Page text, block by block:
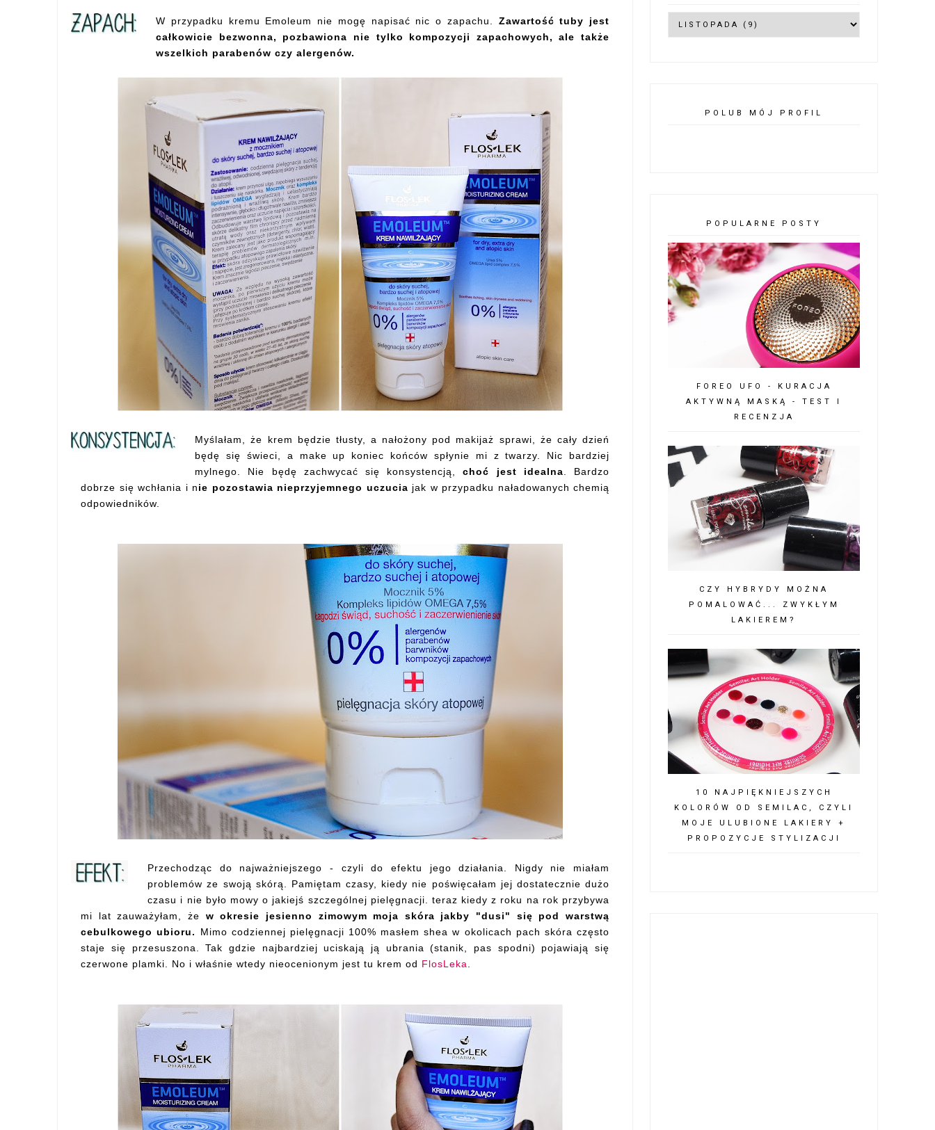
W przypadku kremu Emoleum nie mogę napisać nic o zapachu. Zawartość tuby jest
całkowicie bezwonna, pozbawiona nie tylko kompozycji zapachowych, ale także
wszelkich parabenów czy alergenów.
Myślałam, że krem będzie tłusty, a nałożony pod makijaż sprawi, że cały dzień
będę się świeci, a make up koniec końców spłynie mi z twarzy. Nic bardziej
mylnego. Nie będę zachwycać się konsystencją,choć jest idealna. Bardzo
dobrze się wchłania i nie pozostawia nieprzyjemnego uczucia jak w przypadku naładowanych chemią
odpowiedników.
Przechodząc do najważniejszego - czyli do efektu jego działania. Nigdy nie miałam
problemów ze swoją skórą. Pamiętam czasy, kiedy nie poświęcałam jej dostatecznie dużo
czasu i nie było mowy o jakiejś szczególnej pielęgnacji. teraz kiedy z roku na rok przybywa
mi lat zauważyłam, że w okresie jesienno zimowym moja skóra jakby "dusi" się pod warstwą
cebulkowego ubioru.
Mimo codziennej pielęgnacji 100% masłem shea w okolicach pach skóra często
staje się przesuszona. Tak gdzie najbardziej uciskają ją ubrania (stanik, pas spodni) pojawiają się
czerwone plamki. No i właśnie wtedy nieocenionym jest tu krem od FlosLeka.
POLUB MÓJ PROFIL
POPULARNE POSTY
FOREO UFO - KURACJA
AKTYWNĄ MASKĄ - TEST I
RECENZJA
CZY HYBRYDY MOŻNA
POMALOWAĆ... ZWYKŁYM
LAKIEREM?
10 NAJPIĘKNIEJSZYCH
KOLORÓW OD SEMILAC, CZYLI
MOJE ULUBIONE LAKIERY +
PROPOZYCJE STYLIZACJI